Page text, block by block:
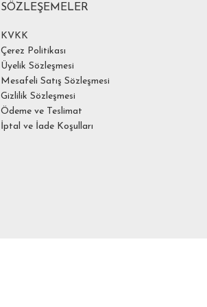
SÖZLEŞEMELER
KVKK
Çerez Politikası
Üyelik Sözleşmesi
Mesafeli Satış Sözleşmesi
Gizlilik Sözleşmesi
Ödeme ve Teslimat
İptal ve İade Koşulları